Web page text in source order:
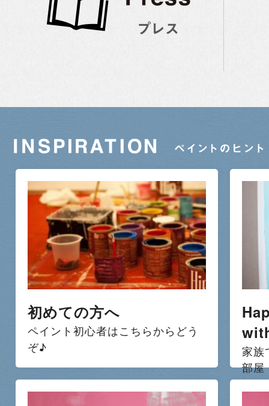
初めての方へ
ペイント初心者はこちらからどう
ぞ♪
家族
部屋